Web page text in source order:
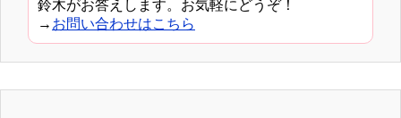
鈴木がお答えします。お気軽にどうぞ！
→ お問い合わせはこちら